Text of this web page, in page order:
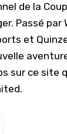
de la
Passé par
et
sur ce site